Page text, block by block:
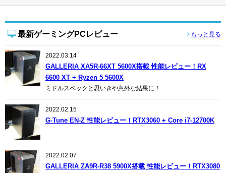
最新ゲーミングPCレビュー もっと見る
2022.03.14
GALLERIA XA5R-66XT 5600X搭載 性能レビュー！RX
6600 XT + Ryzen 5 5600X
ミドルスペックと思いきや意外な結果に！
2022.02.15
G-Tune EN-Z 性能レビュー！RTX3060 + Core i7-12700K
2022.02.07
GALLERIA ZA9R-R38 5900X搭載 性能レビュー！RTX3080